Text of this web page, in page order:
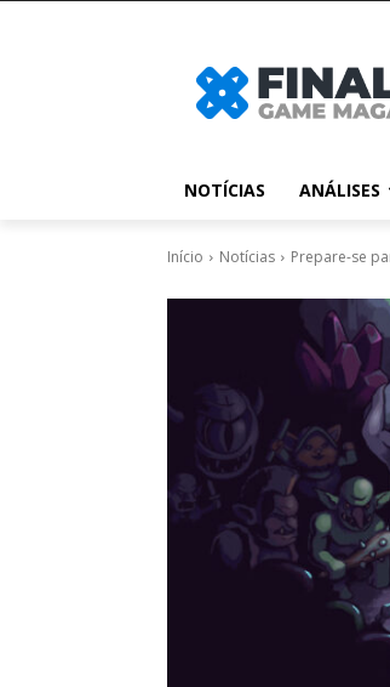
NOTÍCIAS ANÁLISES
Início Notícias Prepare-se